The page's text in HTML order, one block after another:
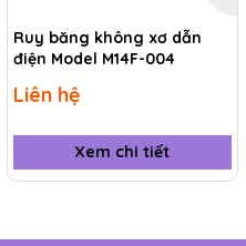
DỊCH VỤ IST
Đức, Tp.HCM
Ruy băng không xơ dẫn
điện Model M14F-004
Liên hệ
Xem chi tiết